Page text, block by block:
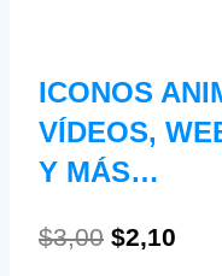
ICONOS
VÍDEOS,
Y MÁS…
$3,00 $2,10